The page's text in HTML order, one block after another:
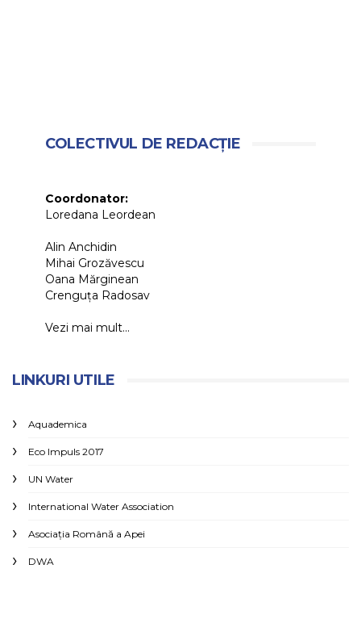
COLECTIVUL DE REDACȚIE
Coordonator:
Loredana Leordean
Alin Anchidin
Mihai Grozăvescu
Oana Mărginean
Crenguța Radosav
Vezi mai mult...
LINKURI UTILE
Aquademica
Eco Impuls 2017
UN Water
International Water Association
Asociaţia Română a Apei
DWA